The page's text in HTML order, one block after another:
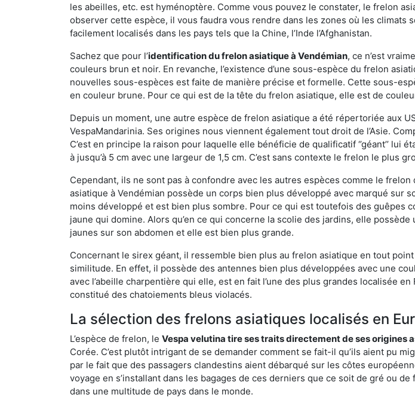
les abeilles, etc. est hyménoptère. Comme vous pouvez le constater, le frelon
observer cette espèce, il vous faudra vous rendre dans les zones où les
facilement localisés dans les pays tels que la Chine, l’Inde l’Afghanistan.
Sachez que pour l’identification du frelon asiatiqueà Vendémian, ce n’est
couleurs brun et noir. En revanche, l’existence d’une sous-espèce du frelon
nouvelles sous-espèces est faite de manière précise et formelle. Cette sous-
en couleur brune. Pour ce qui est de la tête du frelon asiatique, elle est de
Depuis un moment, une autre espèce de frelon asiatique a été répertoriée aux
VespaMandarinia. Ses origines nous viennent également tout droit de l’Asie.
C’est en principe la raison pour laquelle elle bénéficie de qualificatif ‘’géant’’
à jusqu’à 5 cm avec une largeur de 1,5 cm. C’est sans contexte le frelon le plus
Cependant, ils ne sont pas à confondre avec les autres espèces comme le
asiatique à Vendémian possède un corps bien plus développé avec marqué sur
moins développé et est bien plus sombre. Pour ce qui est toutefois des
jaune qui domine. Alors qu’en ce qui concerne la scolie des jardins, elle
jaunes sur son abdomen et elle est bien plus grande.
Concernant le sirex géant, il ressemble bien plus au frelon asiatique en tout
similitude. En effet, il possède des antennes bien plus développées avec une
avec l’abeille charpentière qui elle, est en fait l’une des plus grandes localisée
constitué des chatoiements bleus violacés.
La sélection des frelons asiatiques localisés en
L’espèce de frelon, le Vespa velutina tire ses traits directement de ses origines
Corée. C’est plutôt intrigant de se demander comment se fait-il qu’ils aient pu
par le fait que des passagers clandestins aient débarqué sur les côtes
voyage en s’installant dans les bagages de ces derniers que ce soit de gré ou
dans une multitude de pays dans le monde.